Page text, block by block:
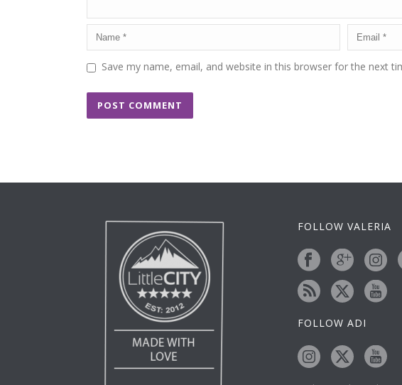
Save my name, email, and website in this browser for the next
FOLLOW VALERIA
FOLLOW ADI